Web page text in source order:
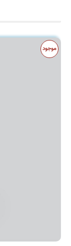
موجود